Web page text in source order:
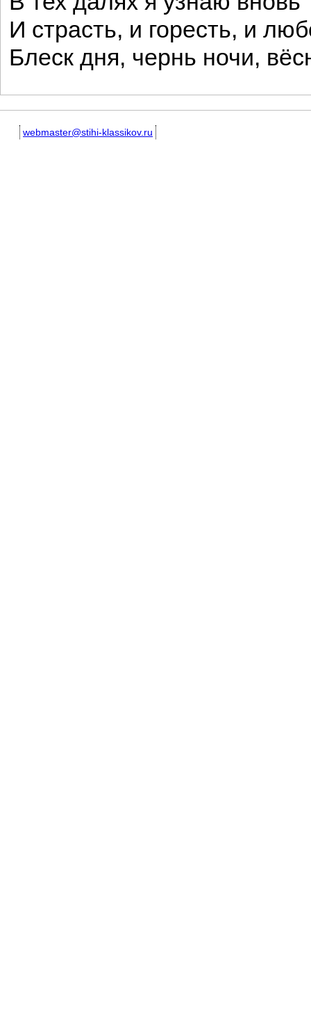
И страсть, и горесть, и
Блеск дня, чернь ночи,
webmaster@stihi-klassikov.ru